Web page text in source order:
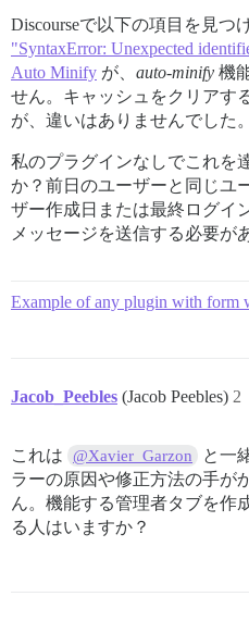
Discourseで以下の項目を見つ
"SyntaxError: Unexpected
Auto Minify が、 auto-minify 機
せん。キャッシュをクリアす
が、違いはありませんでした。
私のプラグインなしでこれを
か？前日のユーザーと同じユ
ザー作成日または最終ログイ
メッセージを送信する必要が
Example of any plugin with form
Jacob_Peebles (Jacob Peebles) 2
これは @Xavier_Garzon
と一
ラーの原因や修正方法の手が
ん。機能する管理者タブを作
る人はいますか？